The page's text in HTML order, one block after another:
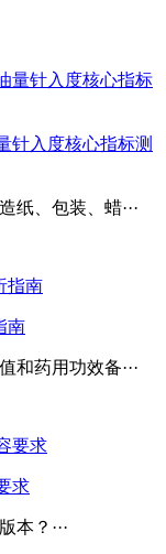
针入度核心指标测
纸、包装、蜡···
南
和药用功效备···
求
本？···